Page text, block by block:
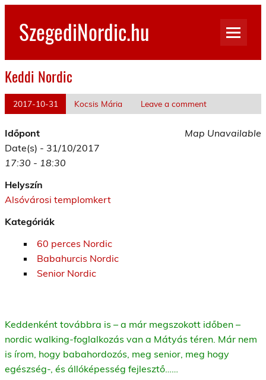
Skip
contentSzegediNordic.hu
Keddi Nordic
2017-10-31 Kocsis Mária Leave a comment
Map Unavailable
Időpont
Date(s) - 31/10/2017
17:30 - 18:30
Helyszín
Alsóvárosi templomkert
Kategóriák
60 perces Nordic
Babahurcis Nordic
Senior Nordic
Keddenként továbbra is – a már megszokott időben –
nordic walking-foglalkozás van a Mátyás téren. Már nem
is írom, hogy babahordozós, meg senior, meg hogy
egészség-, és állóképesség fejlesztő……